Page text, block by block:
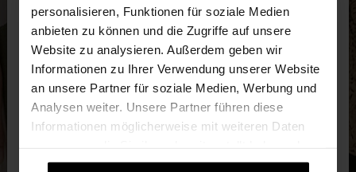
personalisieren, Funktionen für soziale Medien
anbieten zu können und die Zugriffe auf unsere
Website zu analysieren. Außerdem geben wir
Informationen zu Ihrer Verwendung unserer Website
an unsere Partner für soziale Medien, Werbung und
Analysen weiter. Unsere Partner führen diese
Informationen möglicherweise mit weiteren Daten
die sie im Rahmen Ihrer Nutzung der Dienste
hallo
Sie greifen von Schweiz auf die Website zu.
Möchten Sie unsere United States Website
Ja, bringen Sie mich zu